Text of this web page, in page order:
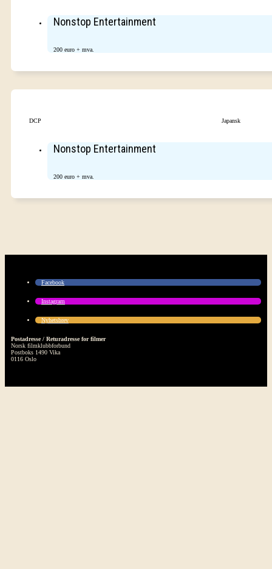
Nonstop Entertainment
200 euro + mva.
DCP Japansk
Nonstop Entertainment
200 euro + mva.
Facebook
Instagram
Nyhetsbrev
Postadresse / Returadresse for filmer
Norsk filmklubbforbund
Postboks 1490 Vika
0116 Oslo